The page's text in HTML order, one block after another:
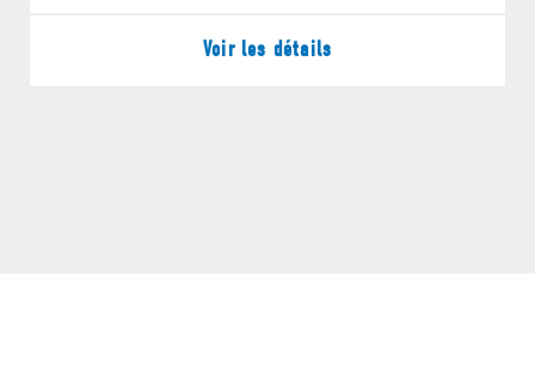
Voir les détails